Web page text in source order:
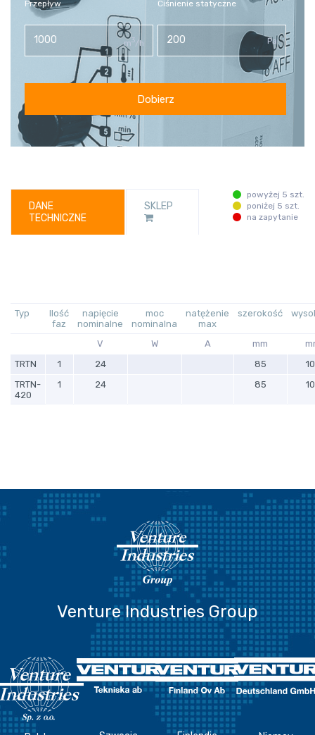
Przepływ
m3/h
Ciśnienie statyczne
Pa
Dobierz
DANE
TECHNICZNE
SKLEP
powyżej 5 szt.
poniżej 5 szt.
na zapytanie
Typ
Ilość
faz
napięcie
nominalne
moc
nominalna
natężenie
max
szerokość
V W A mm
TRTN
1 24 85
TRTN-
420
1 24 85
Venture Industries Group